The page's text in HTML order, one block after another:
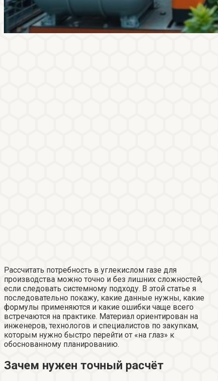
Рассчитать потребность в углекислом газе для
производства можно точно и без лишних сложностей,
если следовать системному подходу. В этой статье я
последовательно покажу, какие данные нужны, какие
формулы применяются и какие ошибки чаще всего
встречаются на практике. Материал ориентирован на
инженеров, технологов и специалистов по закупкам,
которым нужно быстро перейти от «на глаз» к
обоснованному планированию.
Зачем нужен точный расчёт